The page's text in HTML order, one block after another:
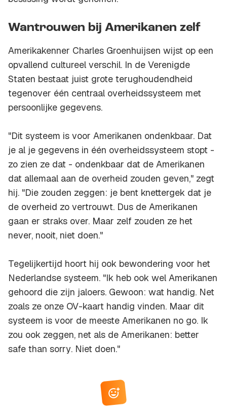
Wantrouwen bij Amerikanen zelf
Amerikakenner Charles Groenhuijsen wijst op een
opvallend cultureel verschil. In de Verenigde
Staten bestaat juist grote terughoudendheid
tegenover één centraal overheidssysteem met
persoonlijke gegevens.
"Dit systeem is voor Amerikanen ondenkbaar. Dat
je al je gegevens in één overheidssysteem stopt -
zo zien ze dat - ondenkbaar dat de Amerikanen
dat allemaal aan de overheid zouden geven," zegt
hij. "Die zouden zeggen: je bent knettergek dat je
de overheid zo vertrouwt. Dus de Amerikanen
gaan er straks over. Maar zelf zouden ze het
never, nooit, niet doen."
Tegelijkertijd hoort hij ook bewondering voor het
Nederlandse systeem. "Ik heb ook wel Amerikanen
gehoord die zijn jaloers. Gewoon: wat handig. Net
zoals ze onze OV-kaart handig vinden. Maar dit
systeem is voor de meeste Amerikanen no go. Ik
zou ook zeggen, net als de Amerikanen: better
safe than sorry. Niet doen."